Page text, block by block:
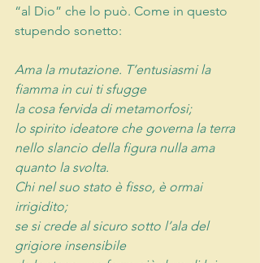
“al Dio” che lo può. Come in questo
stupendo sonetto:
Ama la mutazione. T’entusiasmi la
fiamma in cui ti sfugge
la cosa fervida di metamorfosi;
lo spirito ideatore che governa la terra
nello slancio della figura nulla ama
quanto la svolta.
Chi nel suo stato è fisso, è ormai
irrigidito;
se si crede al sicuro sotto l’ala del
grigiore insensibile